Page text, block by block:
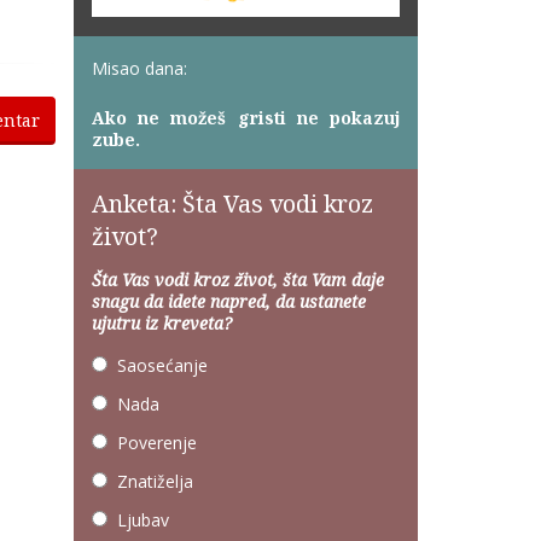
Misao dana:
Ako ne možeš gristi ne pokazuj
zube.
Anketa: Šta Vas vodi kroz
život?
Šta Vas vodi kroz život, šta Vam daje
snagu da idete napred, da ustanete
ujutru iz kreveta?
Saosećanje
Nada
Poverenje
Znatiželja
Ljubav